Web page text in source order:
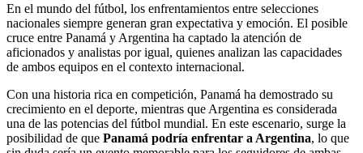
En el mundo del fútbol, los enfrentamientos entre selecciones
nacionales siempre generan gran expectativa y emoción. El posible
cruce entre Panamá y Argentina ha captado la atención de
aficionados y analistas por igual, quienes analizan las capacidades
de ambos equipos en el contexto internacional.
Con una historia rica en competición, Panamá ha demostrado su
crecimiento en el deporte, mientras que Argentina es considerada
una de las potencias del fútbol mundial. En este escenario, surge la
posibilidad de que Panamá podría enfrentar a Argentina, lo que